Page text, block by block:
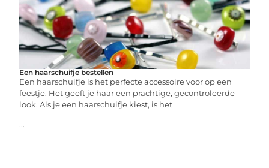
Een haarschuifje bestellen
Een haarschuifje is het perfecte accessoire voor op een
feestje. Het geeft je haar een prachtige, gecontroleerde
look. Als je een haarschuifje kiest, is het
...